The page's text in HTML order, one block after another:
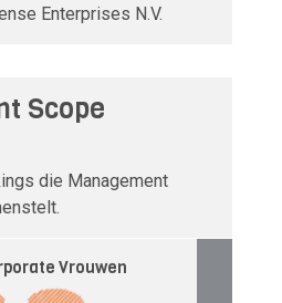
Enterprises N.V.
Scope
die Management
Vrouwen